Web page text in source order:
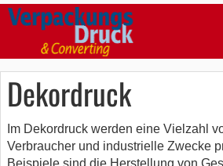
Dekordruck
Im Dekordruck werden eine Vielzahl
Verbraucher und industrielle Zwecke
Beispiele sind die Herstellung von